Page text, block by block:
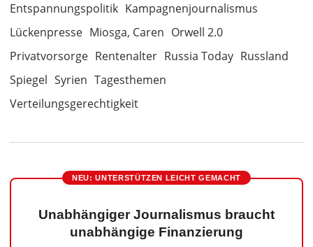
Entspannungspolitik Kampagnenjournalismus
Lückenpresse Miosga, Caren Orwell 2.0
Privatvorsorge Rentenalter Russia Today Russland
Spiegel Syrien Tagesthemen
Verteilungsgerechtigkeit
NEU: UNTERSTÜTZEN LEICHT GEMACHT
Unabhängiger Journalismus braucht
unabhängige Finanzierung